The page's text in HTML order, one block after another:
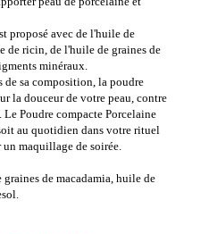
proposé avec de l'huile de
de ricin, de l'huile de graines de
minéraux.
de sa composition, la poudre
la douceur de votre peau, contre
Poudre compacte Porcelaine
au quotidien dans votre rituel
maquillage de soirée.
graines de macadamia, huile de